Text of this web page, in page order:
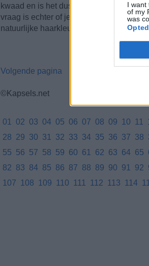
I want
of my
was
kwaad en is het dus niet superschadelijk
vraag is echter of je het wel om de drie
natuurlijke haarkleur benadert, kan je dit
Volgende pagina
©Kapsels.net
01 02 03 04 05 06 07 08 09 10 11
28 29 30 31 32 33 34 35 36 37 38
55 56 57 58 59 60 61 62 63 64 65
82 83 84 85 86 87 88 89 90 91 92
107
108 109 110 111 112 113 114